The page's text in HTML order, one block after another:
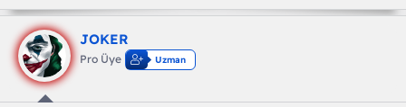
JOKER
Pro Üye Uzman